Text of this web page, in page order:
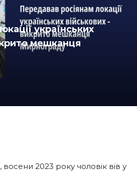
українських
мешканця
2023 року чоловік вів у